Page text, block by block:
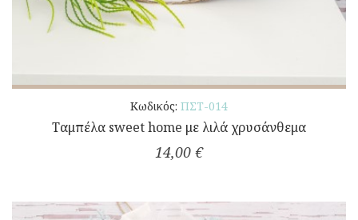
Κωδικός: ΠΣΤ-014
Ταμπέλα sweet home με λιλά χρυσάνθεμα
14,00 €